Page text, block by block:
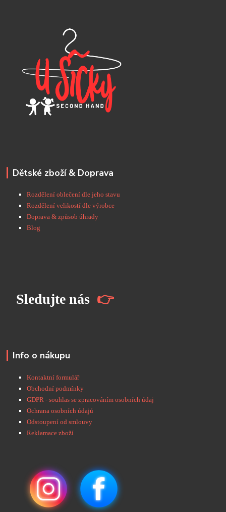
Dětské zboží & Doprava
Rozdělení oblečení dle jeho stavu
Rozdělení velikostí dle výrobce
Doprava & způsob úhrady
Blog
Sledujte nás 👉
Info o nákupu
Kontaktní formulář
Obchodní podmínky
GDPR - souhlas se zpracováním osobních údaj
Ochrana osobních údajů
Odstoupení od smlouvy
Reklamace zboží